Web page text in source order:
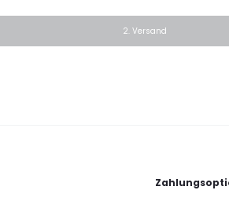
2. Versand